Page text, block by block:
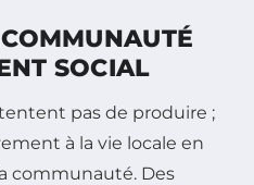
SOCIAL
pas de produire ;
à la vie locale en
communauté. Des